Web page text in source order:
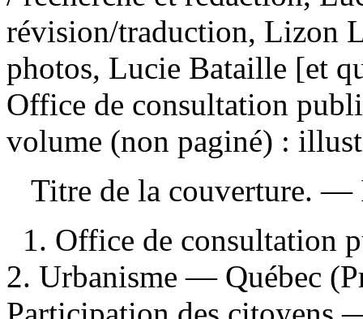
révision/traduction, Lizon
photos, Lucie Bataille [et
Office de consultation
volume (non paginé) :
Titre de la couverture. —
1. Office de consultation
2. Urbanisme — Québec